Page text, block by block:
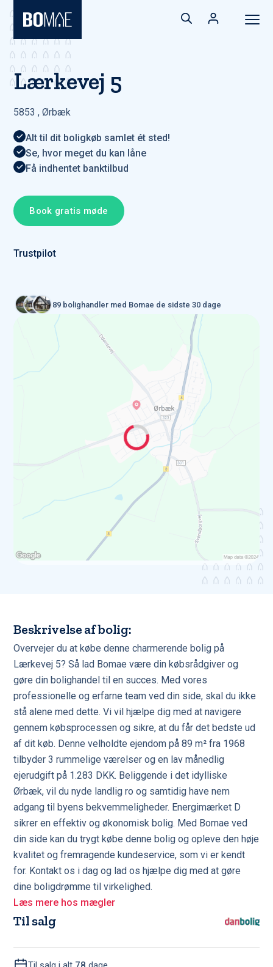
Lærkevej 5
5853 ,Ørbæk
Alt til dit boligkøb samlet ét sted!
Se, hvor meget du kan låne
Få indhentet banktilbud
Book gratis møde
Trustpilot
89 bolighandler med Bomae de sidste 30 dage
Beskrivelse af bolig:
Overvejer du at købe denne charmerende bolig på
Lærkevej 5? Så lad Bomae være din købsrådgiver og
gøre din bolighandel til en succes. Med vores
professionelle og erfarne team ved din side, skal du ikke
stå alene med dette. Vi vil hjælpe dig med at navigere
gennem købsprocessen og sikre, at du får det bedste ud
af dit køb. Denne velholdte ejendom på 89 m² fra 1968
tilbyder 3 rummelige værelser og en lav månedlig
ejerudgift på 1.283 DKK. Beliggende i det idylliske
Ørbæk, vil du nyde landlig ro og samtidig have nem
adgang til byens bekvemmeligheder. Energimærket D
sikrer en effektiv og økonomisk bolig. Med Bomae ved
din side kan du trygt købe denne bolig og opleve den høje
kvalitet og fremragende kundeservice, som vi er kendt
for. Kontakt os i dag og lad os hjælpe dig med at gøre
dine boligdrømme til virkelighed.
Læs mere hos mægler
Til salg